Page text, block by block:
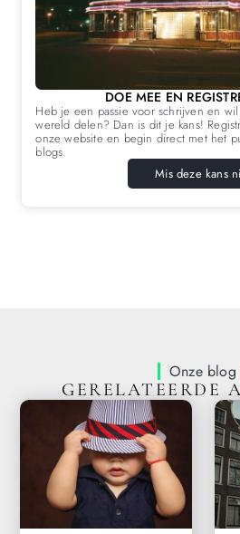
DOE MEE EN
Heb je een passie voor schrijven en
wereld delen? Dan is dit je kans!
onze website en begin direct met het
blogs.
Mis deze kans
Onze blog
GERELATEERDE